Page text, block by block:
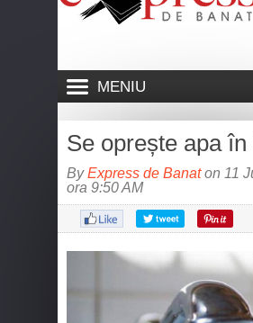
MENIU
Se oprește apa
ByExpress de Banaton 11
ora 9:50 AM